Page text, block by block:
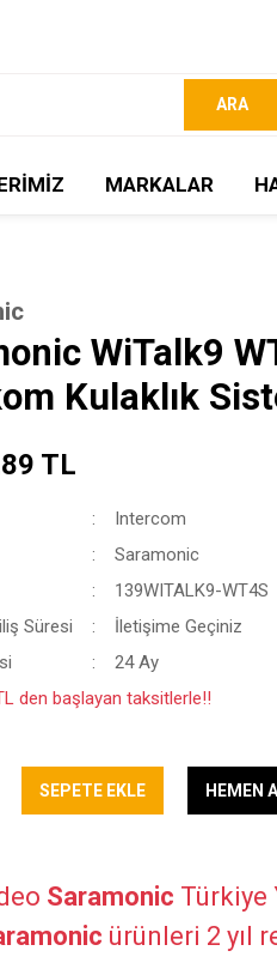
ARA
MARKALAR
WiTalk9
Kulaklık
TL
Intercom
Saramonic
139WITALK9-WT4S
Süresi
İletişime Geçiniz
24 Ay
den başlayan taksitlerle!!
SEPETE EKLE HEMEN
Saramonic Türkiye
ürünleri 2 yıl